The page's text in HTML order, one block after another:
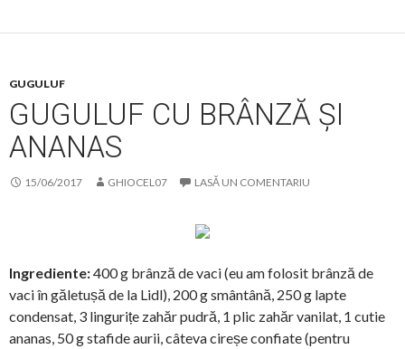
GUGULUF
GUGULUF CU BRÂNZĂ ȘI
ANANAS
15/06/2017 GHIOCEL07 LASĂ UN COMENTARIU
Ingrediente:400 g brânză de vaci (eu am folosit brânză de
vaci în găletușă de la Lidl), 200 g smântână, 250 g lapte
condensat, 3 lingurițe zahăr pudră, 1 plic zahăr vanilat, 1 cutie
ananas, 50 g stafide aurii, câteva cireșe confiate (pentru